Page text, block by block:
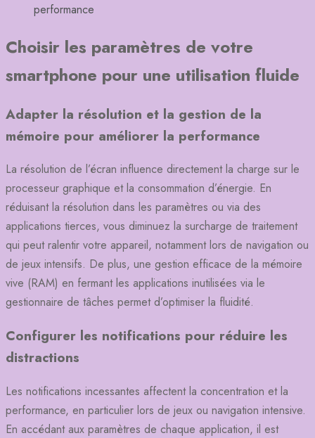
performance
Choisir les paramètres de votre
smartphone pour une utilisation fluide
Adapter la résolution et la gestion de la
mémoire pour améliorer la performance
La résolution de l’écran influence directement la charge sur le
processeur graphique et la consommation d’énergie. En
réduisant la résolution dans les paramètres ou via des
applications tierces, vous diminuez la surcharge de traitement
qui peut ralentir votre appareil, notamment lors de navigation ou
de jeux intensifs. De plus, une gestion efficace de la mémoire
vive (RAM) en fermant les applications inutilisées via le
gestionnaire de tâches permet d’optimiser la fluidité.
Configurer les notifications pour réduire les
distractions
Les notifications incessantes affectent la concentration et la
performance, en particulier lors de jeux ou navigation intensive.
En accédant aux paramètres de chaque application, il est